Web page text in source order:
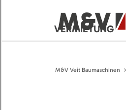
VERMIETUNG
M&V Veit Baumaschinen